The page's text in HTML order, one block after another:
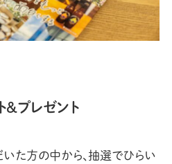
&プレゼント
た方の中から、抽選でひらい